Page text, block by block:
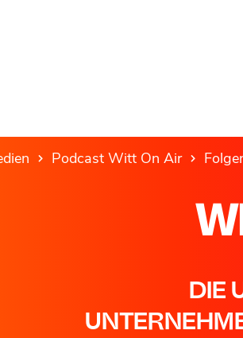
Podcast Witt On Air
DIE